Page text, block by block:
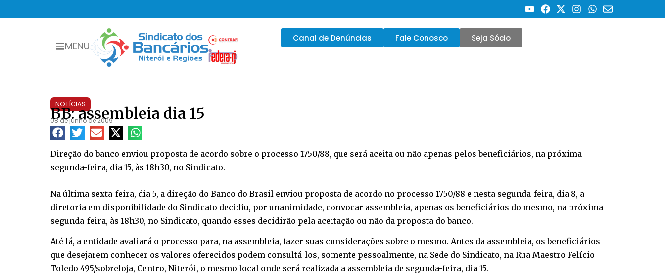
MENU
Canal de Denúncias Fale Conosco Seja Sócio
NOTÍCIAS
BB: assembleia dia 15
08 de junho de 2009
Direção do banco enviou proposta de acordo sobre o processo 1750/88, que será aceita ou não apenas pelos beneficiários, na próxima
segunda-feira, dia 15, às 18h30, no Sindicato.
Na última sexta-feira, dia 5, a direção do Banco do Brasil enviou proposta de acordo no processo 1750/88 e nesta segunda-feira, dia 8, a
diretoria em disponibilidade do Sindicato decidiu, por unanimidade, convocar assembleia, apenas os beneficiários do mesmo, na próxima
segunda-feira, às 18h30, no Sindicato, quando esses decidirão pela aceitação ou não da proposta do banco.
Até lá, a entidade avaliará o processo para, na assembleia, fazer suas considerações sobre o mesmo. Antes da assembleia, os beneficiários
que desejarem conhecer os valores oferecidos podem consultá-los, somente pessoalmente, na Sede do Sindicato, na Rua Maestro Felício
Toledo 495/sobreloja, Centro, Niterói, o mesmo local onde será realizada a assembleia de segunda-feira, dia 15.